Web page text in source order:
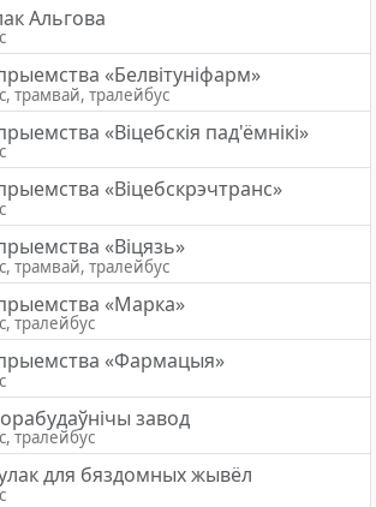
Альгова
«Белвітуніфарм»
трамвай, тралейбус
«Вiцебскiя пад'ёмнiкi»
«Віцебскрэчтранс»
«Віцязь»
трамвай, тралейбус
«Марка»
тралейбус
«Фармацыя»
завод
тралейбус
для бяздомных жывёл